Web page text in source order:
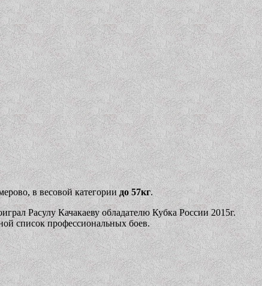
в весовой категориидо 57кг.
Расулу Качакаеву обладателю Кубка России 2015г.
список профессиональных боев.